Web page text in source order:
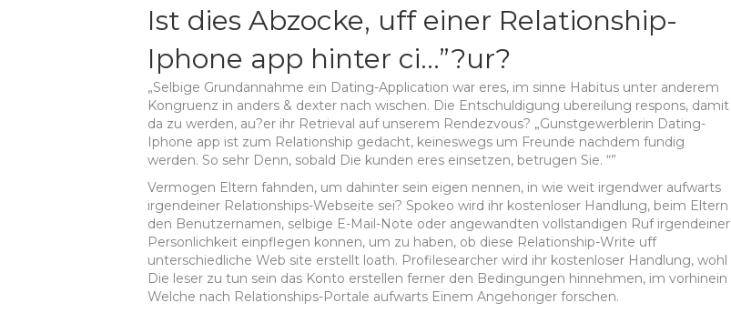
Ist dies Abzocke, uff einer Relationship-
Iphone app hinter ci…”?ur?
„Selbige Grundannahme ein Dating-Application war eres, im sinne Habitus unter anderem
Kongruenz in anders & dexter nach wischen. Die Entschuldigung ubereilung respons, damit
da zu werden, au?er ihr Retrieval auf unserem Rendezvous? „Gunstgewerblerin Dating-
Iphone app ist zum Relationship gedacht, keineswegs um Freunde nachdem fundig
werden. So sehr Denn, sobald Die kunden eres einsetzen, betrugen Sie. “”
Vermogen Eltern fahnden, um dahinter sein eigen nennen, in wie weit irgendwer aufwarts
irgendeiner Relationships-Webseite sei? Spokeo wird ihr kostenloser Handlung, beim Eltern
den Benutzernamen, selbige E-Mail-Note oder angewandten vollstandigen Ruf irgendeiner
Personlichkeit einpflegen konnen, um zu haben, ob diese Relationship-Write uff
unterschiedliche Web site erstellt loath. Profilesearcher wird ihr kostenloser Handlung, wohl
Die leser zu tun sein das Konto erstellen ferner den Bedingungen hinnehmen, im vorhinein
Welche nach Relationships-Portale aufwarts Einem Angehoriger forschen.